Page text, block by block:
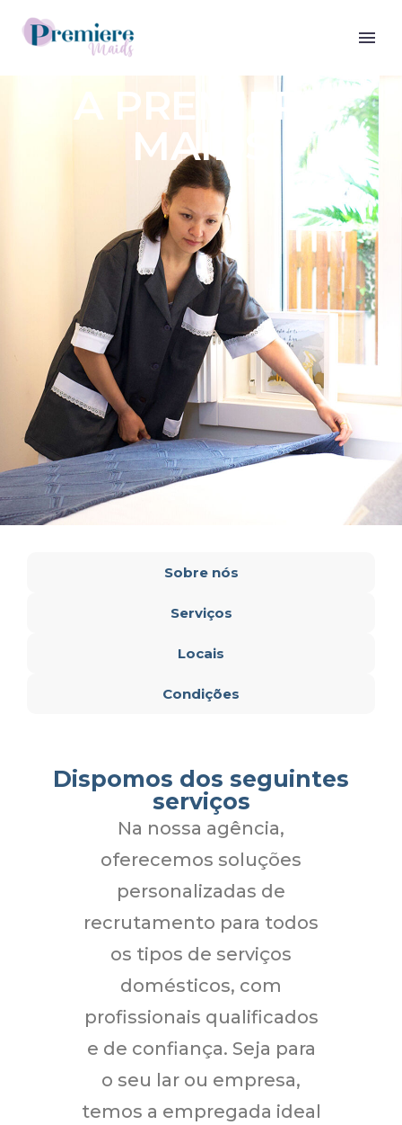
A PREMIERE
MAIDS
Sobre nós
Serviços
Locais
Condições
Dispomos dos seguintes
serviços
Na nossa agência,
oferecemos soluções
personalizadas de
recrutamento para todos
os tipos de serviços
domésticos, com
profissionais qualificados
e de confiança. Seja para
o seu lar ou empresa,
temos a empregada ideal